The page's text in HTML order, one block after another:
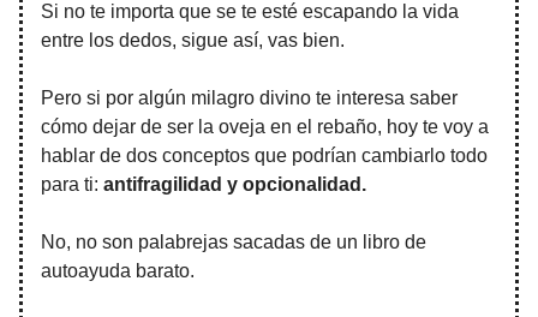
Si no te importa que se te esté escapando la vida
entre los dedos, sigue así, vas bien.
Pero si por algún milagro divino te interesa saber
cómo dejar de ser la oveja en el rebaño, hoy te voy a
hablar de dos conceptos que podrían cambiarlo todo
para ti: antifragilidad y opcionalidad.
No, no son palabrejas sacadas de un libro de
autoayuda barato.